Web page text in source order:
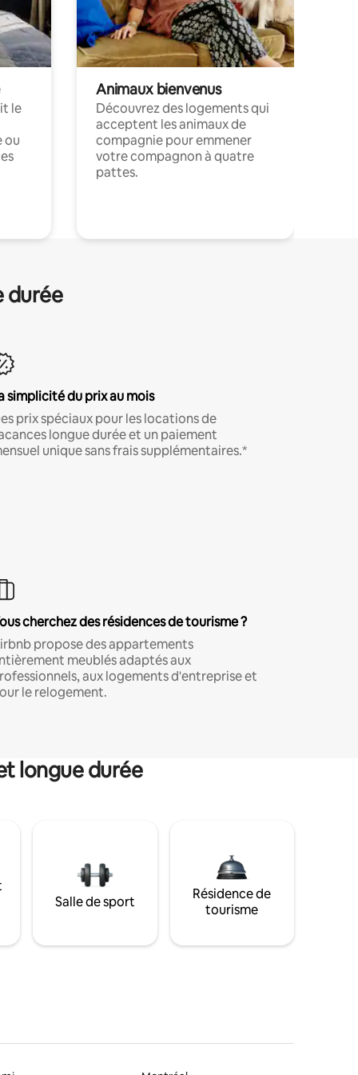
le
ou
Animaux bienvenus
Découvrez des logements qui
acceptent les animaux de
compagnie pour emmener
votre compagnon à quatre
pattes.
durée
simplicité du prix au mois
prix spéciaux pour les locations de
longue durée et un paiement
unique sans frais supplémentaires.*
cherchez des résidences de tourisme ?
propose des appartements
meublés adaptés aux
aux logements d'entreprise et
le relogement.
longue durée
Salle de sport
Résidence de
tourisme